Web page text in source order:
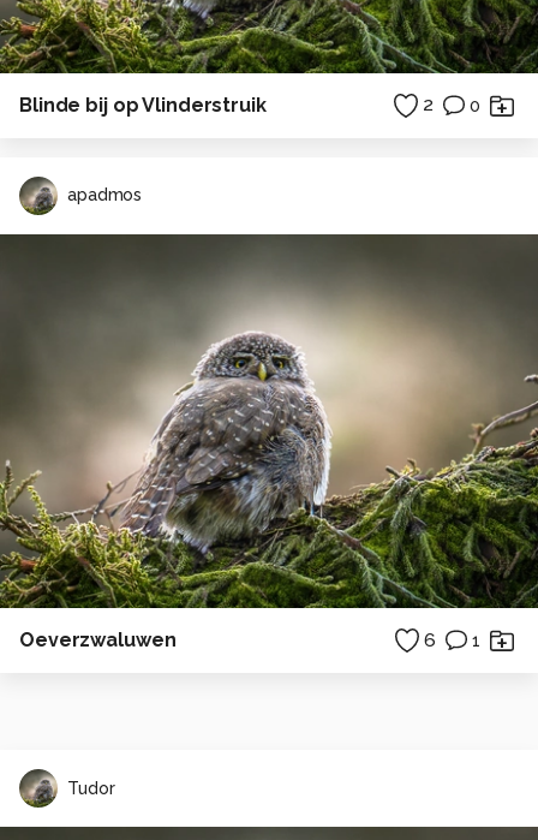
Blinde bij op Vlinderstruik 2 0
apadmos
Oeverzwaluwen 6 1
Tudor